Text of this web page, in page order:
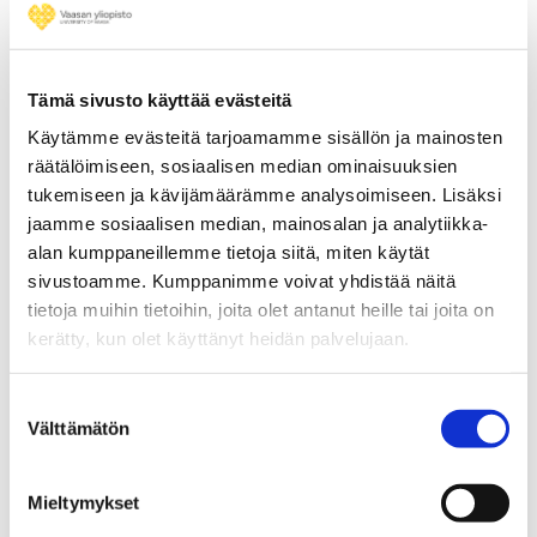
Tämä sivusto käyttää evästeitä
Käytämme evästeitä tarjoamamme sisällön ja mainosten
räätälöimiseen, sosiaalisen median ominaisuuksien
tukemiseen ja kävijämäärämme analysoimiseen. Lisäksi
jaamme sosiaalisen median, mainosalan ja analytiikka-
alan kumppaneillemme tietoja siitä, miten käytät
sivustoamme. Kumppanimme voivat yhdistää näitä
tietoja muihin tietoihin, joita olet antanut heille tai joita on
kerätty, kun olet käyttänyt heidän palvelujaan.
valinta
Välttämätön
Mieltymykset
yritysvalmentaja ja sarjayrittäjänä lähes 30
vuotta toiminutKatja Rajalakuvailee
yrittäjän tärkeimmiksi ominaisuuksiksi
tietynlaisen epävarmuuden sietokyvyn.
– Kaikki yrittäjät voivat kohdata
monenlaisia haasteita sukupuolesta
riippumatta. Naisyrittäjien kokemat
haasteet liittyvät usein perhevapaiden
järjestelyihin tai naisvaltaisella alalla
kustannuksiin, jotka voivat aiheuttaa isoja
myös liiketoiminnan rahoitukseen liittyviä
haasteita esiintyy, hän kuvailee.